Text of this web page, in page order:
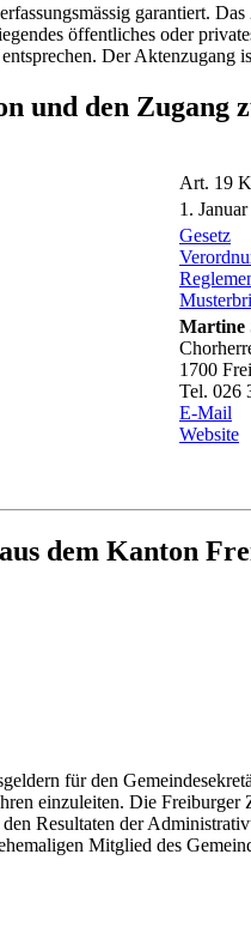
garantiert.
öffentliches oder
Der Aktenzugang
und den Zugang
Art. 19
1. Januar
Gesetz
Martine
1700
Tel. 026
E-Mail
Website
dem Kanton
für den
einzuleiten. Die
Resultaten der
Mitglied des